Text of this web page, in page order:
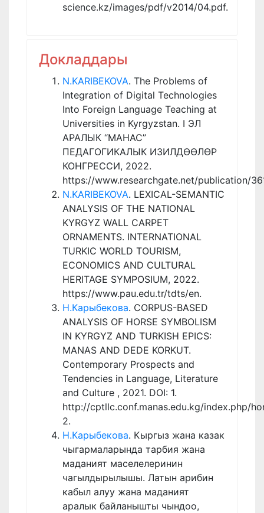
science.kz/images/pdf/v2014/04.pdf.
Докладдары
N.KARIBEKOVA. The Problems of
Integration of Digital Technologies
Into Foreign Language Teaching at
Universities in Kyrgyzstan. I ЭЛ
АРАЛЫК “МАНАС”
ПЕДАГОГИКАЛЫК ИЗИЛДӨӨЛӨР
КОНГРЕССИ, 2022.
https://www.researchgate.net/publication/
N.KARIBEKOVA. LEXICAL-SEMANTIC
ANALYSIS OF THE NATIONAL
KYRGYZ WALL CARPET
ORNAMENTS. INTERNATIONAL
TURKIC WORLD TOURISM,
ECONOMICS AND CULTURAL
HERITAGE SYMPOSIUM, 2022.
https://www.pau.edu.tr/tdts/en.
Н.Карыбекова. CORPUS-BASED
ANALYSIS OF HORSE SYMBOLISM
IN KYRGYZ AND TURKISH EPICS:
MANAS AND DEDE KORKUT.
Contemporary Prospects and
Tendencies in Language, Literature
and Culture , 2021. DOI: 1.
http://cptllc.conf.manas.edu.kg/index.php/
2.
Н.Карыбекова. Кыргыз жана казак
чыгармаларында тарбия жана
маданият маселелеринин
чагылдырылышы. Латын арибин
кабыл алуу жана маданият
аралык байланышты чындоо,